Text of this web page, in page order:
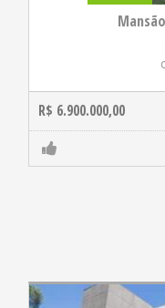
R$ 6.900.000,00